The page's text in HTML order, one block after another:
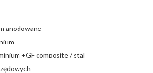
anodowane
+GF composite / stal